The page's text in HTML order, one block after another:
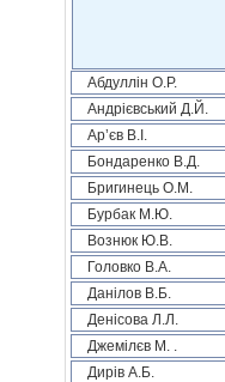
Абдуллін О.Р.
Андрієвський Д.Й.
Ар’єв В.І.
Бондаренко В.Д.
Бригинець О.М.
Бурбак М.Ю.
Вознюк Ю.В.
Головко В.А.
Данілов В.Б.
Денісова Л.Л.
Джемілєв М. .
Дирів А.Б.